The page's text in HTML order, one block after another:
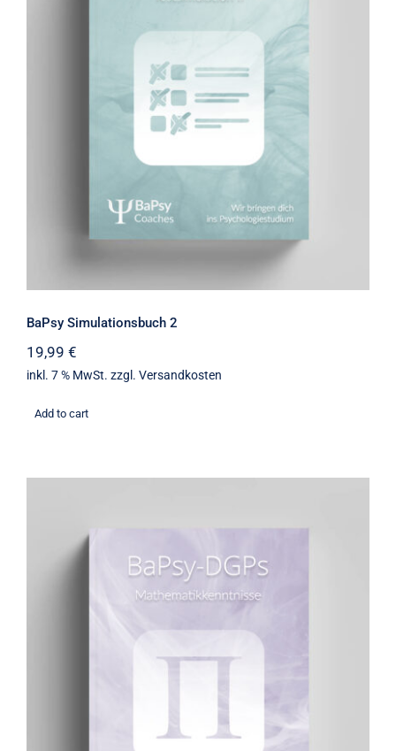
BaPsy Simulationsbuch 2
BaPsy Simulationsbuch 2
19,99 €
inkl. 7 % MwSt. zzgl. Versandkosten
Add to cart